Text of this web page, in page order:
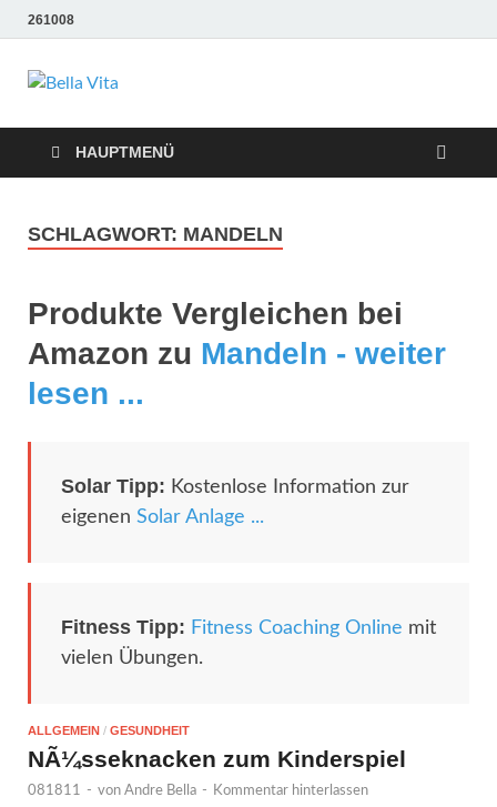
261008
Bella Vita
Wellness Fitness
Tipps
Tipps
HAUPTMENÜ
SCHLAGWORT: MANDELN
Produkte Vergleichen bei
Amazon zu Mandeln - weiter
lesen ...
Solar Tipp: Kostenlose Information zur
eigenen Solar Anlage ...
Fitness Tipp: Fitness Coaching Online mit
vielen Übungen.
ALLGEMEIN / GESUNDHEIT
NÃ¼sseknacken zum Kinderspiel
081811 - von Andre Bella - Kommentar hinterlassen